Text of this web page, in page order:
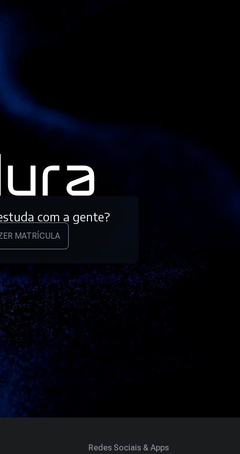
com a gente?
MATRÍCULA
Redes Sociais & Apps